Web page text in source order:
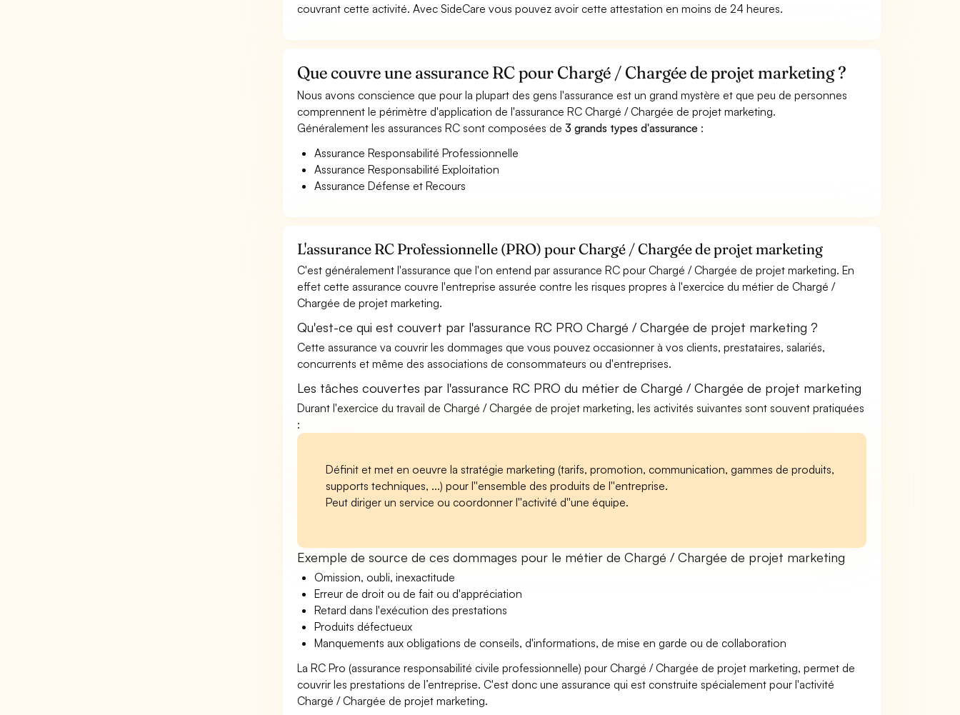
couvrant cette activité. Avec SideCare vous pouvez avoir cette attestation en moins de 24 heures.
Que couvre une assurance RC pour Chargé / Chargée de projet marketing ?
Nous avons conscience que pour la plupart des gens l'assurance est un grand mystère et que peu de personnes
comprennent le périmètre d'application de l'assurance RC Chargé / Chargée de projet marketing.
Généralement les assurances RC sont composées de3 grands types d'assurance :
Assurance Responsabilité Professionnelle
Assurance Responsabilité Exploitation
Assurance Défense et Recours
L'assurance RC Professionnelle (PRO) pour Chargé / Chargée de projet marketing
C'est généralement l'assurance que l'on entend par assurance RC pour Chargé / Chargée de projet marketing. En
effet cette assurance couvre l'entreprise assurée contre les risques propres à l'exercice du métier de Chargé /
Chargée de projet marketing.
Qu'est-ce qui est couvert par l'assurance RC PRO Chargé / Chargée de projet marketing ?
Cette assurance va couvrir les dommages que vous pouvez occasionner à vos clients, prestataires, salariés,
concurrents et même des associations de consommateurs ou d'entreprises.
Les tâches couvertes par l'assurance RC PRO du métier de Chargé / Chargée de projet marketing
Durant l'exercice du travail de Chargé / Chargée de projet marketing, les activités suivantes sont souvent pratiquées
:
Définit et met en oeuvre la stratégie marketing (tarifs, promotion, communication, gammes de produits,
supports techniques, ...) pour l''ensemble des produits de l''entreprise.
Peut diriger un service ou coordonner l''activité d''une équipe.
Exemple de source de ces dommages pour le métier de Chargé / Chargée de projet marketing
Omission, oubli, inexactitude
Erreur de droit ou de fait ou d'appréciation
Retard dans l'exécution des prestations
Produits défectueux
Manquements aux obligations de conseils, d'informations, de mise en garde ou de collaboration
La RC Pro (assurance responsabilité civile professionnelle) pour Chargé / Chargée de projet marketing, permet de
couvrir les prestations de l’entreprise. C'est donc une assurance qui est construite spécialement pour l'activité
Chargé / Chargée de projet marketing.